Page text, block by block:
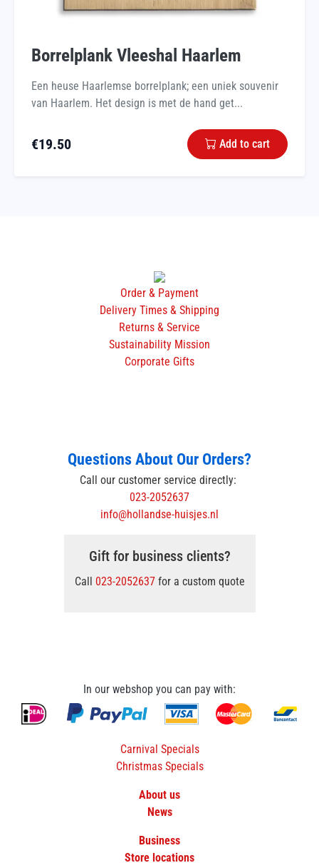
Borrelplank Vleeshal Haarlem
Een heuse Haarlemse borrelplank; een uniek souvenir
van Haarlem. Het design is met de hand get...
€19.50 Add to cart
Order & Payment
Delivery Times & Shipping
Returns & Service
Sustainability Mission
Corporate Gifts
Questions About Our Orders?
Call our customer service directly:
023-2052637
info@hollandse-huisjes.nl
Gift for business clients?
Call 023-2052637for a custom quote
In our webshop you can pay with:
Carnival Specials
Christmas Specials
About us
News
Business
Store locations